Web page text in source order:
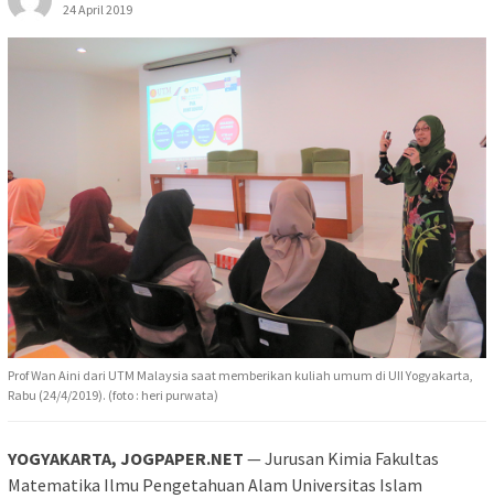
24 April 2019
Prof Wan Aini dari UTM Malaysia saat memberikan kuliah umum di UII Yogyakarta,
Rabu (24/4/2019). (foto : heri purwata)
YOGYAKARTA, JOGPAPER.NET — Jurusan Kimia Fakultas
Matematika Ilmu Pengetahuan Alam Universitas Islam